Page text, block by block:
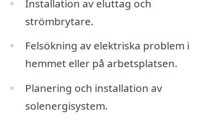
Installation av eluttag och
strömbrytare.
Felsökning av elektriska problem i
hemmet eller på arbetsplatsen.
Planering och installation av
solenergisystem.